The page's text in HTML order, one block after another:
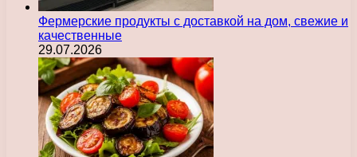
Фермерские продукты с доставкой на дом, свежие и
качественные
29.07.2026